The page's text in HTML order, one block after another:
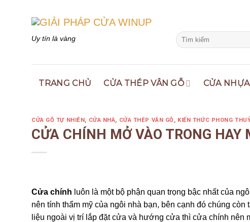
Uy tín là vàng
Search
for:
TRANG CHỦ CỬA THÉP VÂN GỖ CỬA
CỬA GỖ TỰ NHIÊN, CỬA NHÀ, CỬA THÉP VÂN GỖ, KIẾN THỨC PHONG
CỬA CHÍNH MỞ VÀO TRONG HAY
Cửa chính luôn là một bộ phận quan trọng bậc nhất của
nên tính thẩm mỹ của ngôi nhà bạn, bên cạnh đó chúng
liệu ngoài vị trí lắp đặt cửa và hướng cửa thì cửa chính nên